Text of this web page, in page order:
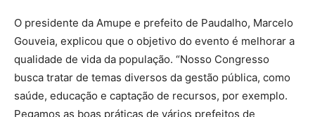
O presidente da Amupe e prefeito de Paudalho, Marcelo
Gouveia, explicou que o objetivo do evento é melhorar a
qualidade de vida da população. “Nosso Congresso
busca tratar de temas diversos da gestão pública, como
saúde, educação e captação de recursos, por exemplo.
Pegamos as boas práticas de vários prefeitos de